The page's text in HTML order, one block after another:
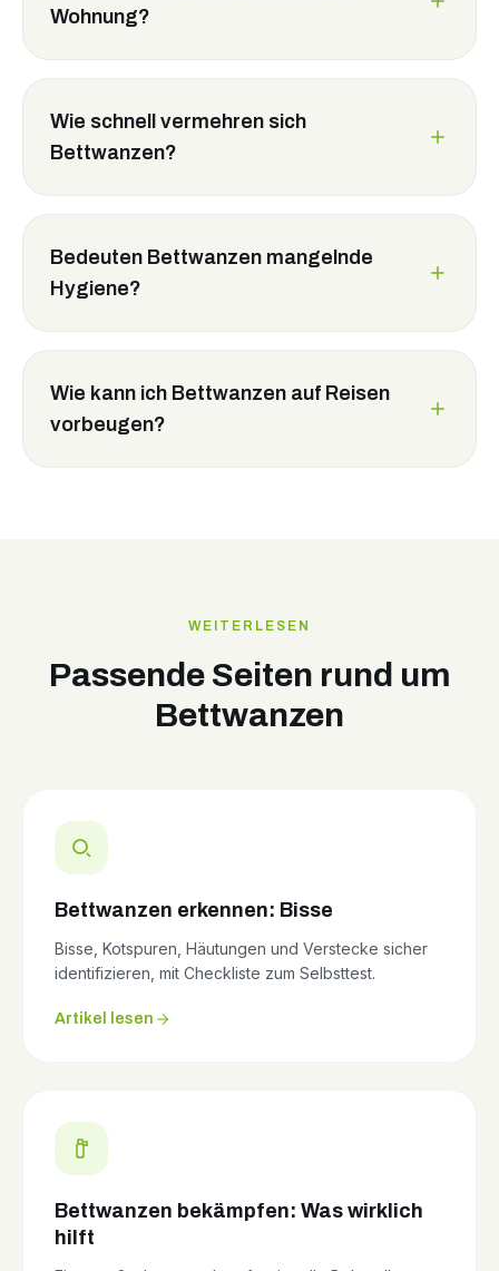
Wohnung?
Wie schnell vermehren sich
Bettwanzen?
Bedeuten Bettwanzen mangelnde
Hygiene?
Wie kann ich Bettwanzen auf Reisen
vorbeugen?
WEITERLESEN
Passende Seiten rund um
Bettwanzen
Bettwanzen erkennen: Bisse
Bisse, Kotspuren, Häutungen und Verstecke sicher
identifizieren, mit Checkliste zum Selbsttest.
Artikel lesen
Bettwanzen bekämpfen: Was wirklich
hilft